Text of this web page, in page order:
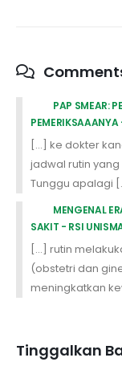
PAP SMEAR:
[…] ke dokter
jadwal rutin
Tunggu apalagi
MENGENAL
SAKIT - RSI
[…] rutin
(obstetri dan
meningkatkan
Tinggalkan